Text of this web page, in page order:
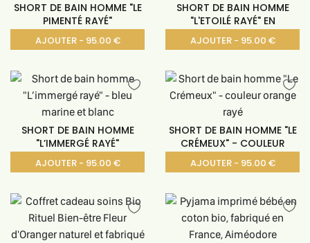
SHORT DE BAIN HOMME "LE
PIMENTÉ RAYÉ"
AJOUTER - 95.00 €
SHORT DE BAIN HOMME
"L'ETOILÉ RAYÉ" EN
AJOUTER - 95.00 €
SHORT DE BAIN HOMME
"L’IMMERGÉ RAYÉ"
AJOUTER - 95.00 €
SHORT DE BAIN HOMME "LE
CRÉMEUX" - COULEUR
AJOUTER - 95.00 €